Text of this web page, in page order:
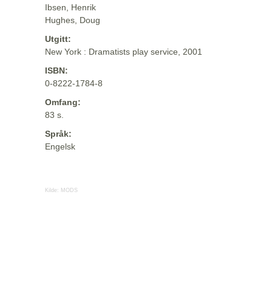
Ibsen, Henrik
Hughes, Doug
Utgitt:
New York : Dramatists play service, 2001
ISBN:
0-8222-1784-8
Omfang:
83 s.
Språk:
Engelsk
Kilde: MODS